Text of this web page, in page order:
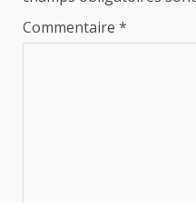
Commentaire *